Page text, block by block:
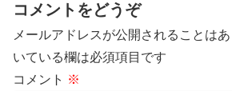
コメントをどうぞ
メールアドレスが公開されることはあ
いている欄は必須項目です
コメント ※